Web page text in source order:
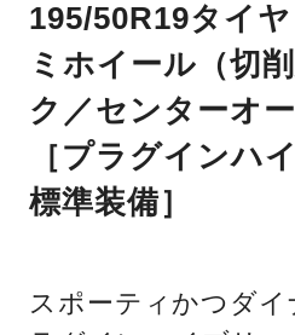
195/50R19タイ
ミホイール（切
ク／センターオ
［プラグインハ
標準装備］
スポーティかつダ